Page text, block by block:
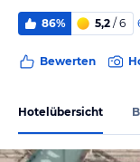
86% 5,2 / 6
Bewerten
Hotelübersicht